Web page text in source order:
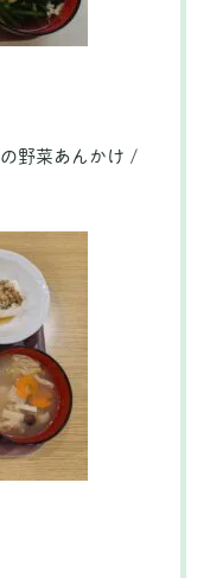
野菜あんかけ /